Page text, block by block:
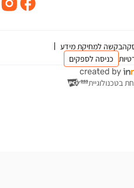
בקשה למחיקת מידע
כניסה לספקים
בטכנולוגיית